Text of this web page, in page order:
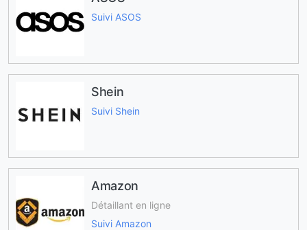
Suivi ASOS
Shein
Suivi Shein
Amazon
Détaillant en ligne
Suivi Amazon